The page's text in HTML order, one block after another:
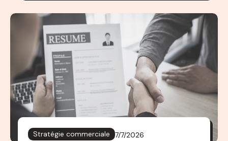
Stratégie commerciale 7/7/2026